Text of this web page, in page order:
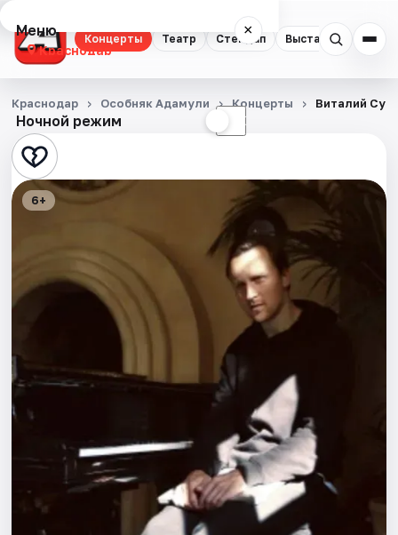
Концерты Театр Стендап Выставки
Меню ×
Краснодар
Концерты
Театр
Стендап
Экскурсии
События
Города
Площадки
Артисты
Ночной режим ☾
Краснодар Особняк Адамули Концерты Виталий
6+